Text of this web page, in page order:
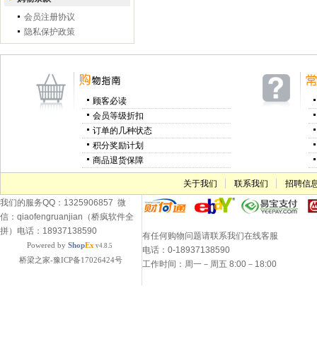
会员注册协议
隐私保护政策
顾客必读
会员等级折扣
订单的几种状态
积分奖励计划
商品退货保障
关于我们 联系我们
招聘信
我们的服务QQ：1325906857 微
信：qiaofengruanjian（桥疯软件全
拼）电话：18937138590
Powered by ShopEx v4.8.5
桥梁之家-豫ICP备17026424号
有任何购物问题请联系我们在线客服
电话：0-18937138590
工作时间：周一－周五 8:00－18:00